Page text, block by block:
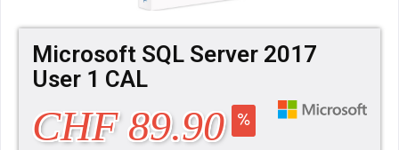
Microsoft SQL Server 2017
User 1 CAL
CHF 89.90